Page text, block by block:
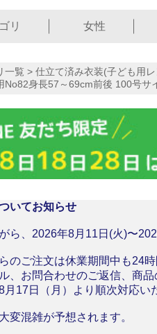
リ 女性
一覧 > 仕立て済み衣装(子ども用
No82身長57～69cm前後 100号サ
いてお知らせ
ら、2026年8月11日(火)〜
のご注文は休業期間中も24時
、お問合わせのご返信、商
月17日（月）より順次対応い
変混雑が予想されます。